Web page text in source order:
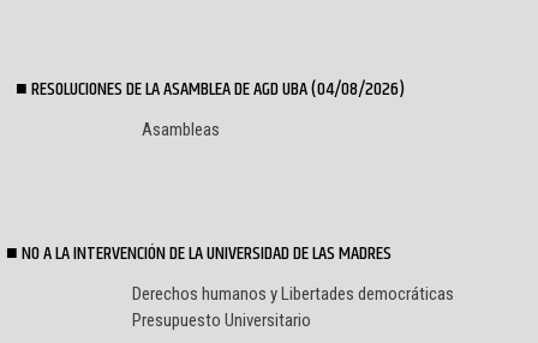
RESOLUCIONES DE LA ASAMBLEA DE AGD UBA (04/08/2026)
Asambleas
NO A LA INTERVENCIÓN DE LA UNIVERSIDAD DE LAS MADRES
Derechos humanos y Libertades democráticas
Presupuesto Universitario